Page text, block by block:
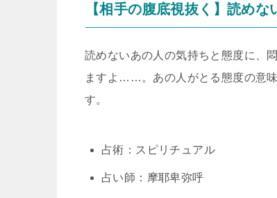
【相手の腹底視抜く】読め
読めないあの人の気持ちと態度に、
ますよ……。あの人がとる態度の意
す。
占術：スピリチュアル
占い師：摩耶卑弥呼